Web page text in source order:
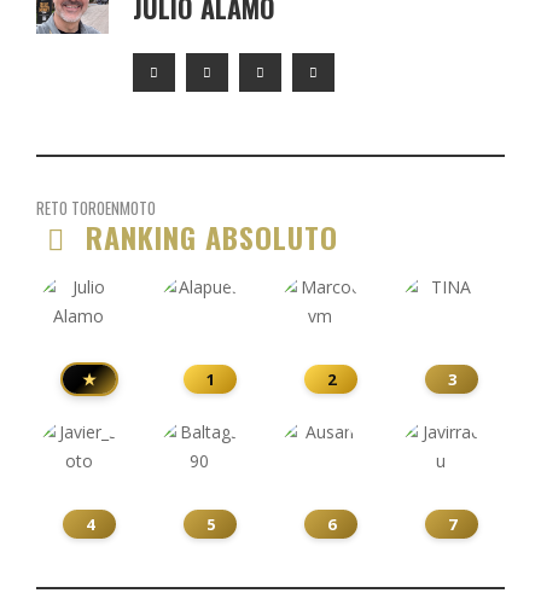
RETO TOROENMOTO
RANKING ABSOLUTO
★ 1 2 3
4 5 6 7